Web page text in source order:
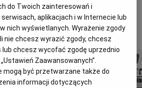
Aby czytać dalej, kup dostęp
do Twoich zainteresowań i
aplikacjach i w Internecie lub
nich wyświetlanych. Wyrażenie zgody
nie chcesz wyrazić zgody, chcesz
lub chcesz wycofać zgodę uprzednio
Zaawansowanych”.
mogą być przetwarzane także do
informacji dotyczących